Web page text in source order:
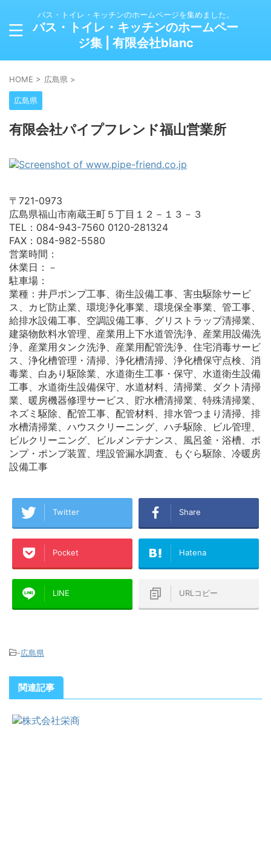
バス・トイレ・キッチンのホームページを集めました。
バス・トイレ・キッチンのホームペー
ジ集 | 有限会社blanc
HOME > 広島県 >
広島県
有限会社パイプフレンド福山営業所
〒721-0973
広島県福山市南蔵王町５丁目１２－１３－３
TEL：084-943-7560 0120-281324
FAX：084-982-5580
営業時間：
休業日：－
駐車場：
業種：井戸ポンプ工事、衛生設備工事、害虫駆除サービ
ス、カビ防止業、環境浄化事業、環境保全事業、管工事、
給排水設備工事、空調設備工事、グリストラップ清掃業、
建築物飲料水管理、産業用上下水道管洗浄、産業用設備洗
浄、産業用タンク洗浄、産業用配管洗浄、住宅消毒サービ
ス、浄化槽管理・清掃、浄化槽清掃、浄化槽保守点検、消
毒業、白あり駆除業、水道衛生工事・保守、水道衛生設備
工事、水道衛生設備保守、水道材料、清掃業、ダクト清掃
業、暖房機器修理サービス、貯水槽清掃業、特殊清掃業、
ネズミ駆除、配管工事、配管材料、排水管つまり清掃、排
水槽清掃業、ハウスクリーニング、ハチ駆除、ビル管理、
ビルクリーニング、ビルメンテナンス、風呂釜・浴槽、ポ
ンプ・ポンプ装置、埋設管漏水調査、もぐら駆除、冷暖房
設備工事
Twitter Share
Pocket Hatena
LINE URLコピー
-広島県
関連記事